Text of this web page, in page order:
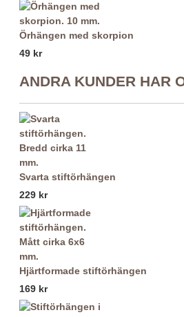
Örhängen med skorpion
49 kr
ANDRA KUNDER HAR
Svarta stiftörhängen
229 kr
Hjärtformade stiftörhängen
169 kr